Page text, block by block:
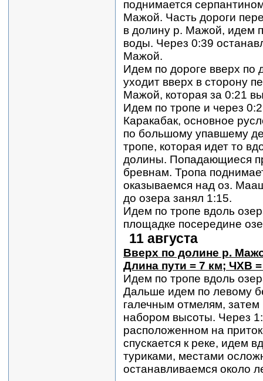
поднимается
Мажой. Часть дороги
в долину р. Мажой, идем
воды. Через 0:39
Мажой.
Идем по дороге вверх по
уходит вверх в сторону
Мажой, которая за 0:21
Идем по тропе и через
Каракабак, основное
по большому упавшему
тропе, которая идет то
долины. Попадающиеся
бревнам. Тропа
оказываемся над оз.
до озера занял 1:15.
Идем по тропе вдоль
площадке посередине
11 августа
Вверх по долине р.
Длина пути = 7 км; ЧХВ
Идем по тропе вдоль
Дальше идем по левому
галечным отмелям,
набором высоты. Через
расположенном на
спускается к реке, идем
туриками, местами
останавливаемся около